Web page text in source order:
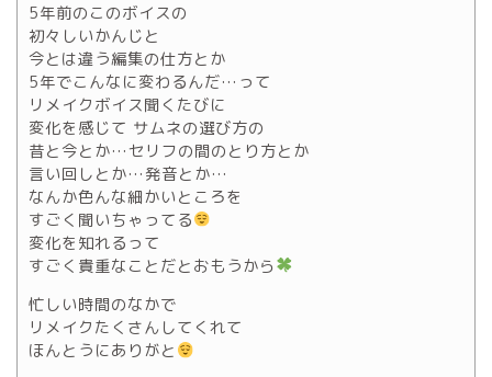
5年前のこのボイスの
初々しいかんじと
今とは違う編集の仕方とか
5年でこんなに変わるんだ…って
リメイクボイス聞くたびに
変化を感じて サムネの選び方の
昔と今とか…セリフの間のとり方とか
言い回しとか…発音とか…
なんか色んな細かいところを
すごく聞いちゃってる
変化を知れるって
すごく貴重なことだとおもうから
忙しい時間のなかで
リメイクたくさんしてくれて
ほんとうにありがと